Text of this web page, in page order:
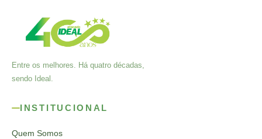
Entre os melhores. Há quatro décadas,
sendo Ideal.
INSTITUCIONAL
Quem Somos